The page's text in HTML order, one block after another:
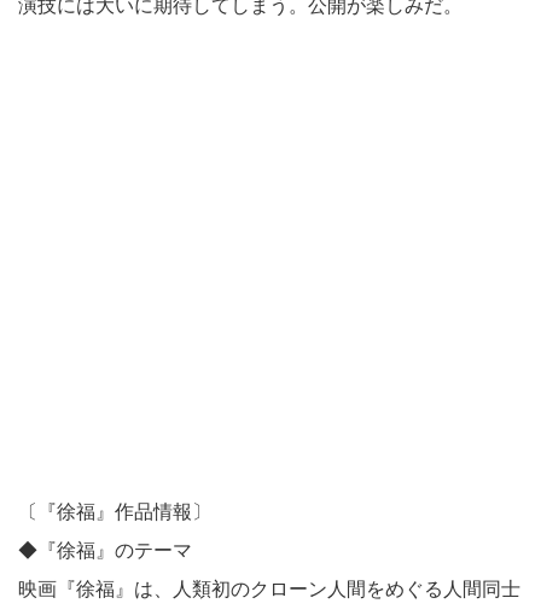
演技には大いに期待してしまう。公開が楽しみだ。
〔『徐福』作品情報〕
◆『徐福』のテーマ
映画『徐福』は、人類初のクローン人間をめぐる人間同士